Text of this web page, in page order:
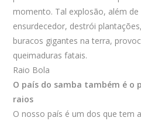
momento. Tal explosão, além
ensurdecedor, destrói
buracos gigantes na terra,
queimaduras fatais.
Raio Bola
O país do samba também é o
raios
O nosso país é um dos que tem